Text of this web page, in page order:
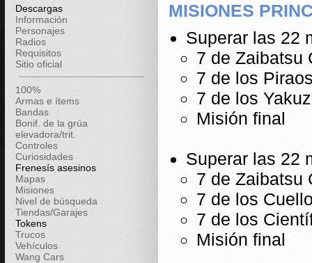
Descargas
Información
Personajes
Radios
Requisitos
Sitio oficial
100%
Armas e ítems
Bandas
Bonif. de la grúa
elevadora/trit.
Controles
Curiosidades
Frenesís asesinos
Mapas
Misiones
Nivel de búsqueda
Tiendas/Garajes
Tokens
Trucos
Vehículos
Wang Cars
MISIONES
Superar las 22
7 de Zaibatsu
7 de los
7 de los
Misión final
Superar las 22
7 de Zaibatsu
7 de los
7 de los
Misión final